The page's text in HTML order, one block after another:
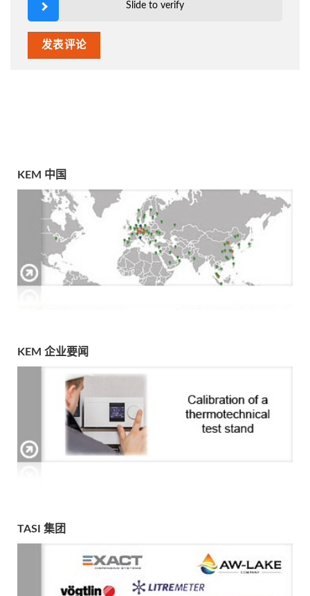
Slide to verify
KEM 中国
KEM 企业要闻
TASI 集团